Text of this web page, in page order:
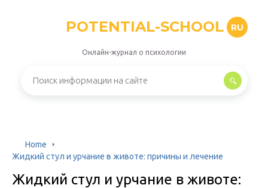
POTENTIAL-SCHOOL RU
Онлайн-журнал о психологии
Home
Жидкий стул и урчание в животе: причины и лечение
Жидкий стул и урчание в животе: